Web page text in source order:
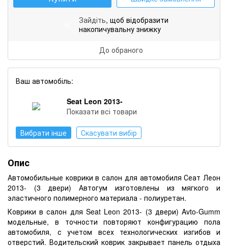
Зайдіть, щоб відобразити
накопичувальну знижку
До обраного
Ваш автомобіль:
Seat Leon 2013-
Показати всі товари
Вибрати інше Скасувати вибір
Опис
Автомобильные коврики в салон для автомобиля Сеат Леон
2013- (3 двери) Автогум изготовлены из мягкого и
эластичного полимерного материала - полиуретан.
Коврики в салон для Seat Leon 2013- (3 двери) Avto-Gumm
модельные, в точности повторяют конфигурацию пола
автомобиля, с учетом всех технологических изгибов и
отверстий. Водительский коврик закрывает панель отдыха